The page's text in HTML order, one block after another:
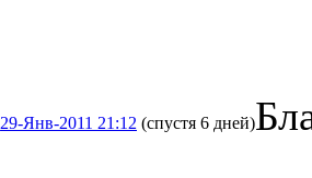
29-Янв-2011 21:12 (спустя 6 дней)